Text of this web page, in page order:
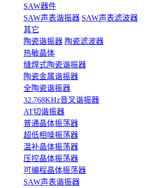
SAW器件
SAW声表谐振器 SAW声表滤波器
其它
陶瓷谐振器 陶瓷滤波器
热敏晶体
缝焊式陶瓷谐振器
陶瓷金属谐振器
全陶瓷谐振器
32.768KHz音叉谐振器
AT切谐振器
普通晶体振荡器
超低相噪振荡器
温补晶体振荡器
压控晶体振荡器
可编程晶体振荡器
SAW声表谐振器